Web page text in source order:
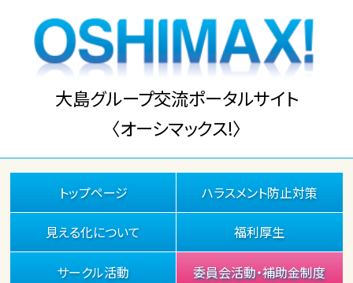
大島グループ交流ポータルサイト
〈オーシマックス!〉
トップページ ハラスメント防止対策
見える化について 福利厚生
サークル活動 委員会活動・補助金制度